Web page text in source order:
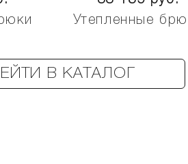
Утепленные
В КАТАЛОГ